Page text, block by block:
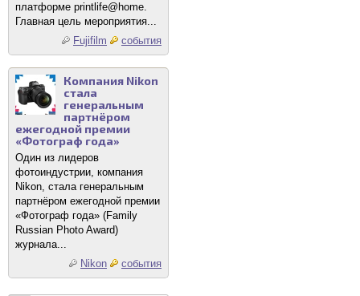
платформе printlife@home.
Главная цель мероприятия...
Fujifilm
события
Компания Nikon
стала
генеральным
партнёром
ежегодной премии
«Фотограф года»
Один из лидеров
фотоиндустрии, компания
Nikon, стала генеральным
партнёром ежегодной премии
«Фотограф года» (Family
Russian Photo Award)
журнала...
Nikon
события